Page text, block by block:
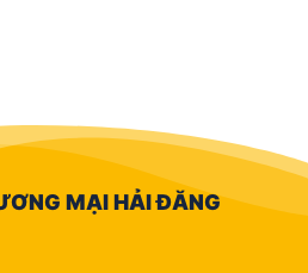
MẠI HẢI ĐĂNG